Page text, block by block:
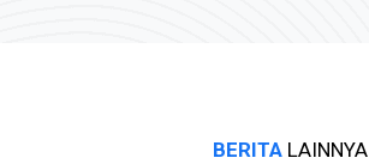
BERITA LAINNYA